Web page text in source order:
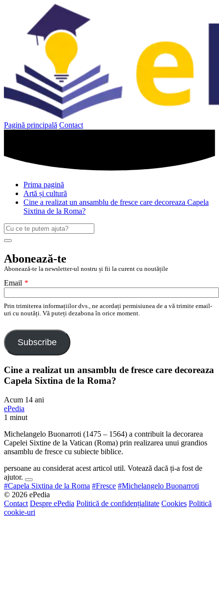
Pagină principală Contact
Prima pagină
Artă și cultură
Cine a realizat un ansamblu de fresce care decoreaza Capela
Sixtina de la Roma?
Caută
după:
Search
Abonează-te
Abonează-te la newsletter-ul nostru și fii la curent cu noutățile
Email *
Prin trimiterea informațiilor dvs., ne acordați permisiunea de a vă trimite email-
uri cu noutăți. Vă puteți dezabona în orice moment.
Subscribe
Cine a realizat un ansamblu de fresce care decoreaza
Capela Sixtina de la Roma?
Acum 14 ani
ePedia
1 minut
Michelangelo Buonarroti (1475 – 1564) a contribuit la decorarea
Capelei Sixtine de la Vatican (Roma) prin realizarea unui grandios
ansamblu de fresce cu subiecte biblice.
persoane au considerat acest articol util. Votează dacă ți-a fost de
ajutor.
#Capela Sixtina de la Roma #Fresce #Michelangelo Buonarroti
© 2026 ePedia
Contact Despre ePedia Politică de confidențialitate Cookies Politică
cookie-uri